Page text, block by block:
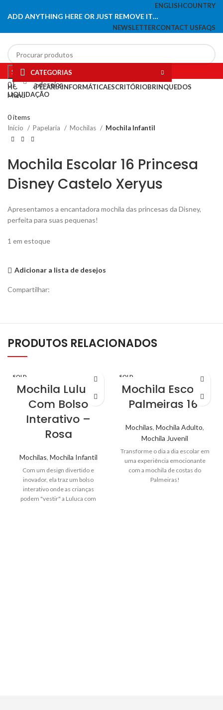
ENGLISHCOUNTRY
ADD ANYTHING HERE OR JUST REMOVE IT…
NEWSLETTERCONTACT USFAQS
Search
0Lista de desejos
Menu
0items
CATEGORIAS
HOME
PAPELARIAINFORMÁTICAESCRITÓRIOBRINQUEDOS
LIQUIDAÇÃO
Click to enlarge
Início Papelaria Mochilas Mochila Infantil
Mochila Escolar 16 Princesa
Disney Castelo Xeryus
Apresentamos a encantadora mochila das princesas da Disney,
perfeita para suas pequenas!
1 em estoque
Adicionar a lista de desejos
Compartilhar:
PRODUTOS RELACIONADOS
SOLD
Mochila Luluca
Com Bolso
Interativo –
Rosa
Mochilas, Mochila Infantil
Com um design divertido e
inovador, ela traz um bolso
interativo onde as crianças
podem "vestir" a Luluca com
SOLD
Mochila Escolar
Palmeiras 16″
Mochilas, Mochila Adulto,
Mochila Juvenil
Transforme o dia a dia escolar em
uma experiência emocionante
com a mochila de costas do
Palmeiras!